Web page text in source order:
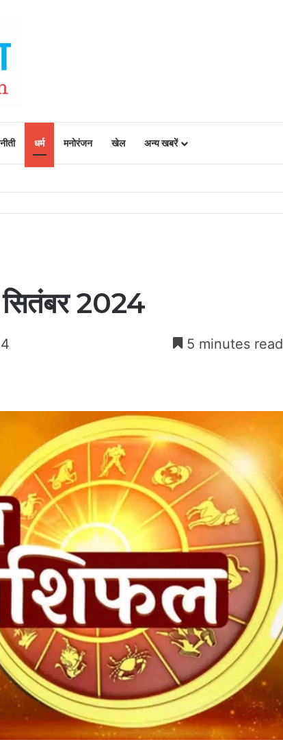
धर्म मनोरंजन खेल अन्य खबरें
में उत्साह, नैनो डीएपी और नैनो यूरिया बने किसानों के भरोसेमंद कृषि साथी…..
2024
5 minutes read